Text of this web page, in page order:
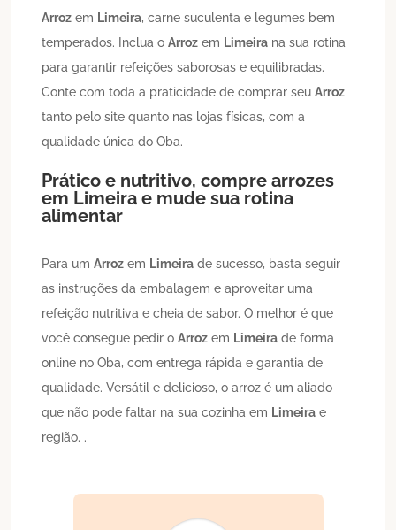
Arroz em Limeira, carne suculenta e legumes bem
temperados. Inclua oArroz em Limeira na sua rotina
para garantir refeições saborosas e equilibradas.
Conte com toda a praticidade de comprar seuArroz
tanto pelo site quanto nas lojas físicas, com a
qualidade única do Oba.
Prático e nutritivo, compre arrozes
em Limeira e mude sua rotina
alimentar
Para umArroz em Limeira de sucesso, basta seguir
as instruções da embalagem e aproveitar uma
refeição nutritiva e cheia de sabor. O melhor é que
você consegue pedir oArroz em Limeira de forma
online no Oba, com entrega rápida e garantia de
qualidade. Versátil e delicioso, o arroz é um aliado
que não pode faltar na sua cozinha em Limeira e
região. .